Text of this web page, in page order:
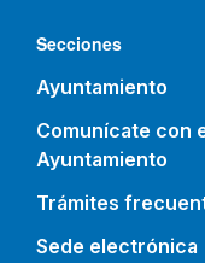
Secciones
Ayuntamiento
Comunícate con
Ayuntamiento
Trámites
Sede electrónica